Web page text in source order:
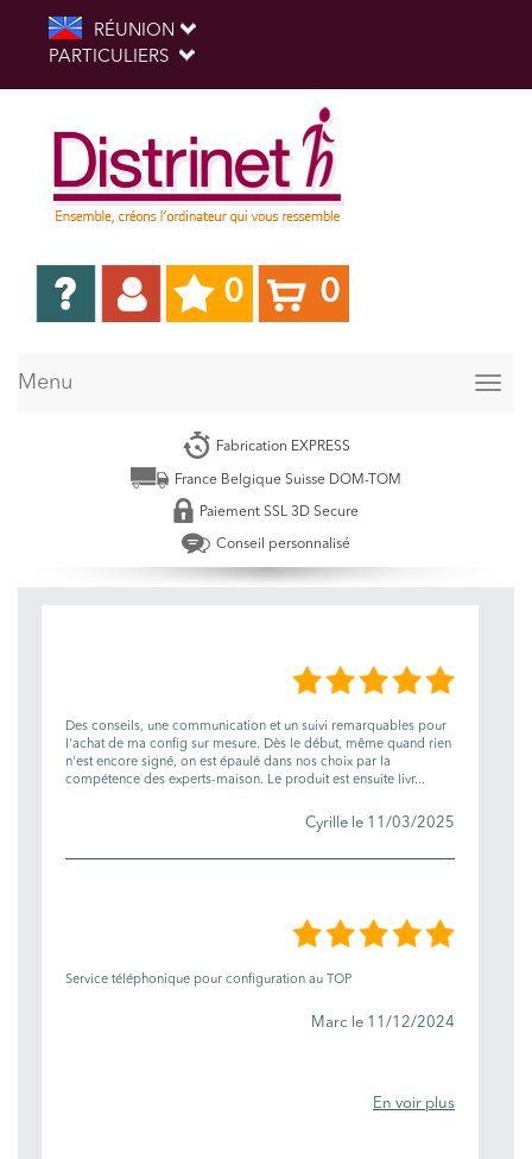
RÉUNION
PARTICULIERS
0 0
Menu
Fabrication EXPRESS
France Belgique Suisse DOM-TOM
Paiement SSL 3D Secure
Conseil personnalisé
Des conseils, une communication et un suivi remarquables pour
l'achat de ma config sur mesure. Dès le début, même quand rien
n'est encore signé, on est épaulé dans nos choix par la
compétence des experts-maison. Le produit est ensuite livr...
Cyrille le 11/03/2025
Service téléphonique pour configuration au TOP
Marc le 11/12/2024
En voir plus